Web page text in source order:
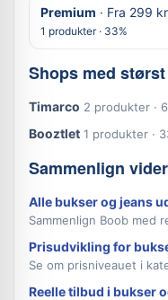
Premium · Fra 299
1 produkter · 33%
Shops med
Timarco 2 produkter ·
Booztlet 1 produkter ·
Sammenlign
Alle bukser og jeans
Sammenlign Boob med
Prisudvikling for
Se om prisniveauet i
Reelle tilbud i bukser